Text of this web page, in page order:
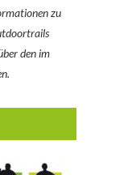
zu
den im